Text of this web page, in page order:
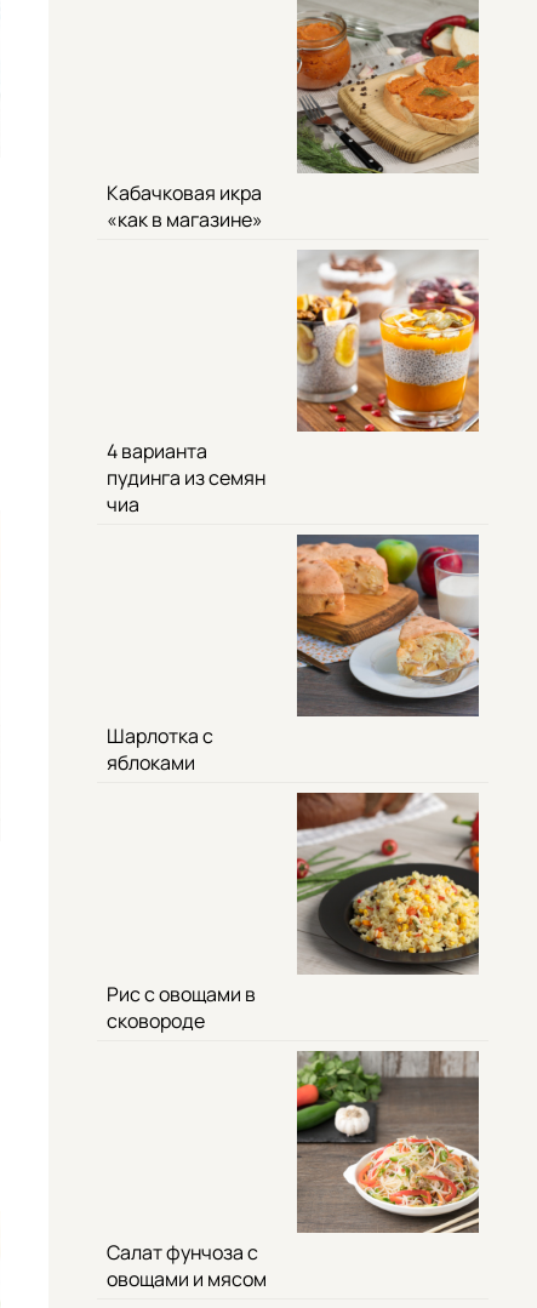
Кабачковая икра
«как в магазине»
4 варианта
пудинга из семян
чиа
Шарлотка с
яблоками
Рис с овощами в
сковороде
Салат фунчоза с
овощами и мясом